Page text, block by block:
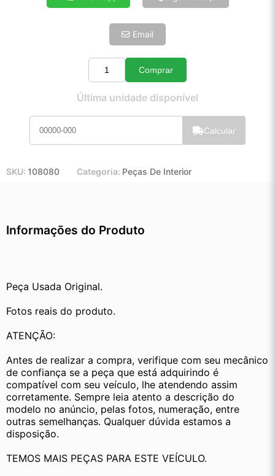
5x de R$ 17,97
Email
Quantidade
Comprar
Última unidade disponível
Calcular
SKU: 108080 Categoria: Peças De Interior
Informações do Produto
Peça Usada Original.
Fotos reais do produto.
ATENÇÃO:
Antes de realizar a compra, verifique com seu mecânico
de confiança se a peça que está adquirindo é
compatível com seu veículo, lhe atendendo assim
corretamente. Sempre leia atento a descrição do
modelo no anúncio, pelas fotos, numeração, entre
outras semelhanças. Qualquer dúvida estamos a
disposição.
TEMOS MAIS PEÇAS PARA ESTE VEÍCULO.